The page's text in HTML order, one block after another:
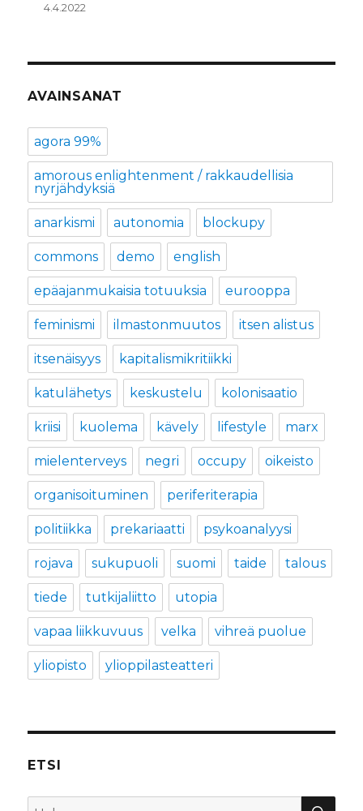
4.4.2022
AVAINSANAT
agora 99%
amorous enlightenment / rakkaudellisia
nyrjähdyksiä
anarkismi autonomia blockupy
commons demo english
epäajanmukaisia totuuksia eurooppa
feminismi ilmastonmuutos itsen alistus
itsenäisyys kapitalismikritiikki
katulähetys keskustelu kolonisaatio
kriisi kuolema kävely lifestyle marx
mielenterveys negri occupy oikeisto
organisoituminen periferiterapia
politiikka prekariaatti psykoanalyysi
rojava sukupuoli suomi taide talous
tiede tutkijaliitto utopia
vapaa liikkuvuus velka vihreä puolue
yliopisto ylioppilasteatteri
ETSI